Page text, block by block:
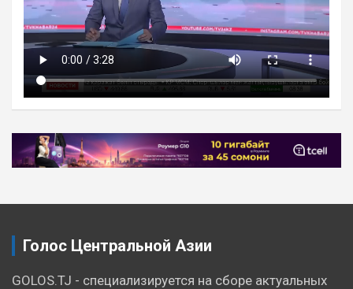
Навигация
по
Голос Центральной Азии
GOLOS.TJ - специализируется на сборе актуальных